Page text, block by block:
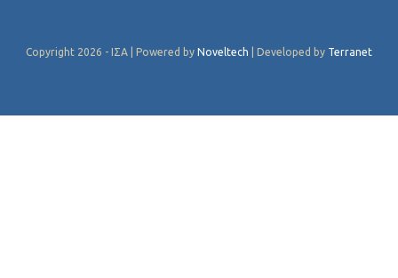
Copyright 2026 - ΙΣΑ | Powered by Noveltech | Developed by Terranet